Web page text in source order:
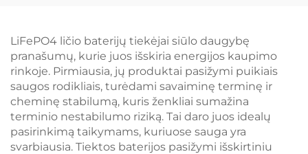
mikrotinklai, BESS
LiFePO4 ličio baterijų tiekėjai siūlo daugybę
pranašumų, kurie juos išskiria energijos kaupimo
rinkoje. Pirmiausia, jų produktai pasižymi puikiais
saugos rodikliais, turėdami savaiminę terminę ir
cheminę stabilumą, kuris ženkliai sumažina
terminio nestabilumo riziką. Tai daro juos idealų
pasirinkimą taikymams, kuriuose sauga yra
svarbiausia. Tiektos baterijos pasižymi išskirtiniu